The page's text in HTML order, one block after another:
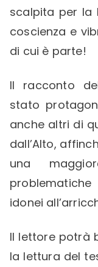
scalpita per la
coscienza e
di cui è parte!
Il racconto
stato
anche altri di
dall’Alto,
una
idonei
Il lettore potrà
la lettura del